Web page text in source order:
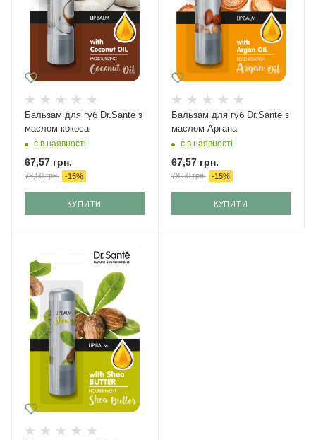
Бальзам для губ Dr.Sante з
маслом кокоса
є в наявності
67,57 грн.
79,50грн. -15%
КУПИТИ
Бальзам для губ Dr.Sante з
маслом Аргана
є в наявності
67,57грн.
79,50грн. -15%
КУПИТИ